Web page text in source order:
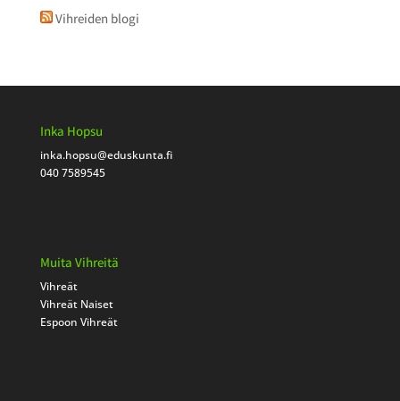
Vihreiden blogi
Inka Hopsu
inka.hopsu@eduskunta.fi
040 7589545
Muita Vihreitä
Vihreät
Vihreät Naiset
Espoon Vihreät